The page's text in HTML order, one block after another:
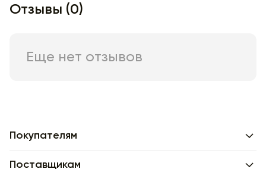
Отзывы (0)
Еще нет отзывов
Покупателям
Поставщикам